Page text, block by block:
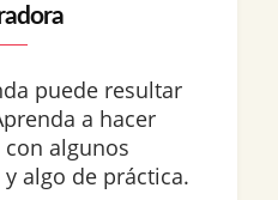
puede resultar
a hacer
algunos
algo de práctica.